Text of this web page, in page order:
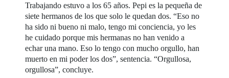
Trabajando estuvo a los 65 años. Pepi es la pequeña de
siete hermanos de los que solo le quedan dos. “Eso no
ha sido ni bueno ni malo, tengo mi conciencia, yo les
he cuidado porque mis hermanas no han venido a
echar una mano. Eso lo tengo con mucho orgullo, han
muerto en mi poder los dos”, sentencia. “Orgullosa,
orgullosa”, concluye.